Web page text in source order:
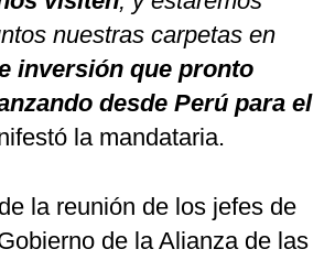
nuestras carpetas en
inversión que pronto
desde Perú para el
la mandataria.
la reunión de los jefes de
de la Alianza de las